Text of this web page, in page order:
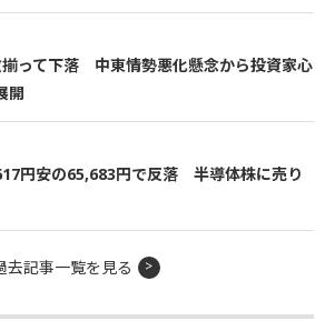
揃って下落 中東情勢悪化懸念から投資家心
開
円安の65,683円で反落 半導体株に売り
去記事一覧を見る